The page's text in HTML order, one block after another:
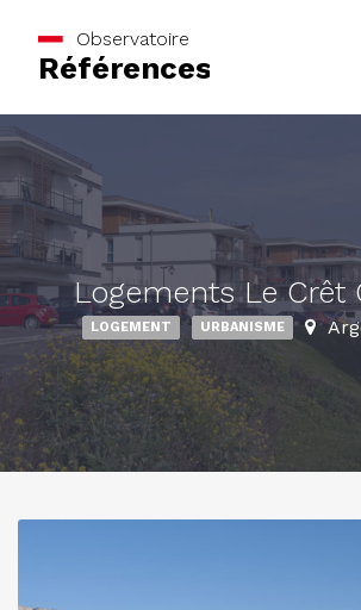
Références
Observatoire
Logements Le Crêt
LOGEMENT URBANISME